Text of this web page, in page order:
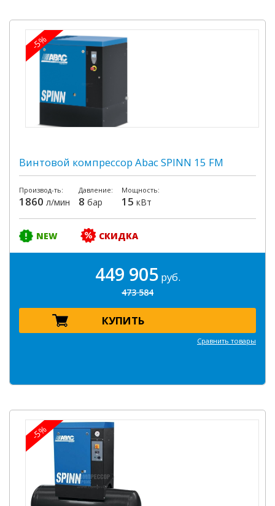
-5%
Винтовой компрессор Abac SPINN 15 FM
Производ-ть:
1860 л/мин
Давление:
8 бар
Мощность:
15 кВт
NEW СКИДКА
449 905руб.
473 584
КУПИТЬ
Сравнить товары
-5%